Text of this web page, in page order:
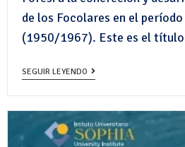
de los Focolares en el
(1950/1967). Este es el
SEGUIR LEYENDO